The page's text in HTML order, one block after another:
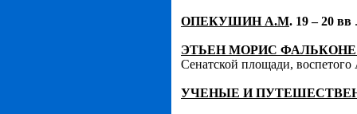
ОПЕКУШИН А.М. 19 – 20 вв
ЭТЬЕН МОРИС ФАЛЬКОНЕ
Сенатской площади,
УЧЕНЫЕ И